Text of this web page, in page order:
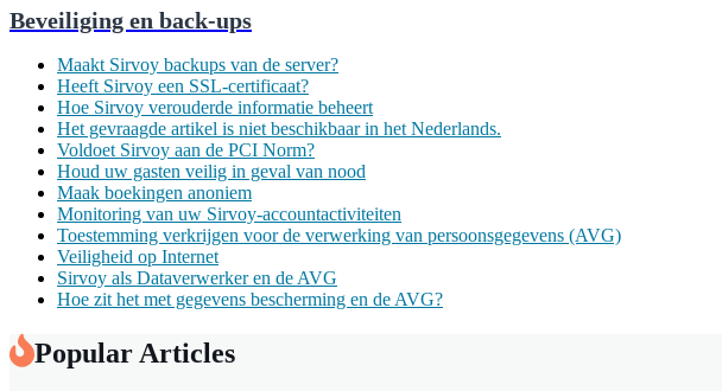
Beveiliging en back-ups
Maakt Sirvoy backups van de server?
Heeft Sirvoy een SSL-certificaat?
Hoe Sirvoy verouderde informatie beheert
Het gevraagde artikel is niet beschikbaar in het Nederlands.
Voldoet Sirvoy aan de PCI Norm?
Houd uw gasten veilig in geval van nood
Maak boekingen anoniem
Monitoring van uw Sirvoy-accountactiviteiten
Toestemming verkrijgen voor de verwerking van persoonsgegevens (AVG)
Veiligheid op Internet
Sirvoy als Dataverwerker en de AVG
Hoe zit het met gegevens bescherming en de AVG?
Popular Articles